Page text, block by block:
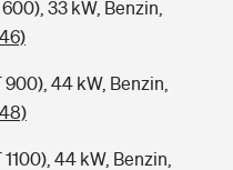
33 kW, Benzin,
900), 44 kW, Benzin,
44 kW, Benzin,